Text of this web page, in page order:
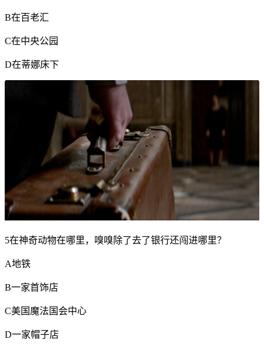
B在百老汇
C在中央公园
D在蒂娜床下
5在神奇动物在哪里，嗅嗅除了去了银行还闯进哪里？
A地铁
B一家首饰店
C美国魔法国会中心
D一家帽子店